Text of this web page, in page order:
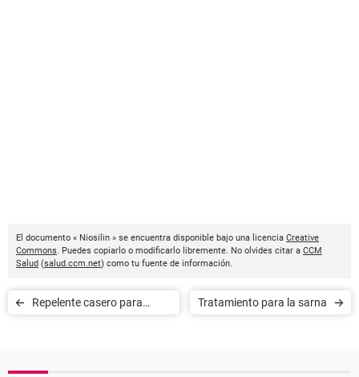
El documento « Niosilin » se encuentra disponible bajo una licencia Creative
Commons. Puedes copiarlo o modificarlo libremente. No olvides citar a CCM
Salud (salud.ccm.net) como tu fuente de información.
Repelente casero para
Tratamiento para la sarna